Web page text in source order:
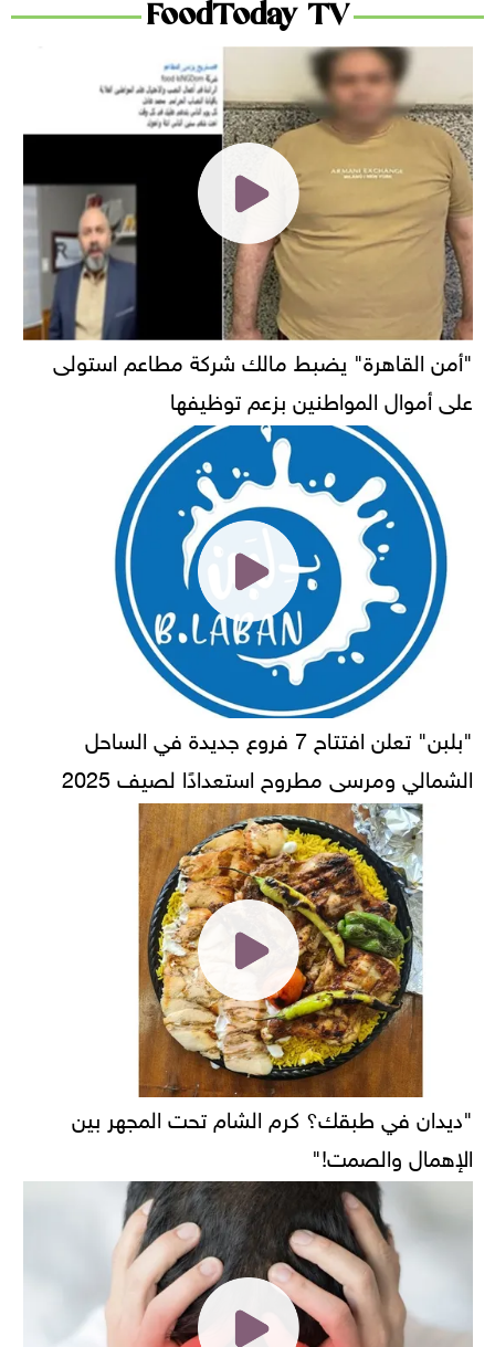
FoodToday TV
"أمن القاهرة" يضبط مالك شركة مطاعم استولى
على أموال المواطنين بزعم توظيفها
"بلبن" تعلن افتتاح 7 فروع جديدة في الساحل
الشمالي ومرسى مطروح استعدادًا لصيف 2025
"ديدان في طبقك؟ كرم الشام تحت المجهر بين
الإهمال والصمت!"